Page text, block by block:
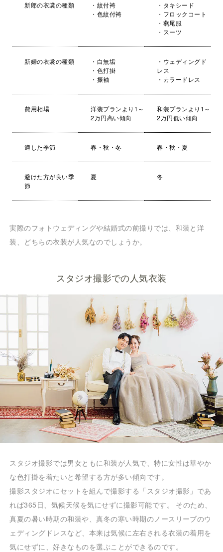
新郎の衣裳の種類
・紋付袴
・色紋付袴
・タキシード
・フロックコート
・燕尾服
・スーツ
新婦の衣裳の種類
・白無垢
・色打掛
・振袖
・ウェディングド
レス
・カラードレス
費用相場
洋装プランより1～
2万円高い傾向
和装プランより1～
2万円低い傾向
適した季節 春・秋・冬 春・秋・夏
避けた方が良い季
節
夏 冬
実際のフォトウェディングや結婚式の前撮りでは、和装と洋
装、どちらの衣装が人気なのでしょうか。
スタジオ撮影での人気衣装
スタジオ撮影では男女ともに和装が人気で、特に女性は華やか
な色打掛を着たいと希望する方が多い傾向です。
撮影スタジオにセットを組んで撮影する「スタジオ撮影」であ
れば365日、気候天候を気にせずに撮影可能です。 そのため、
真夏の暑い時期の和装や、真冬の寒い時期のノースリーブのウ
ェディングドレスなど、本来は気候に左右される衣装の着用を
気にせずに、好きなものを選ぶことができるのです。